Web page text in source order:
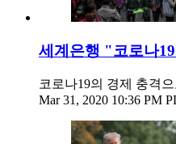
세계은행 "코로나
코로나19의 경제 충격
Mar 31, 2020 10:36 PM